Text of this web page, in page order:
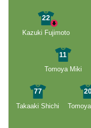
22
Kazuki Fujimoto
11
Tomoya Miki
77
Takaaki Shichi